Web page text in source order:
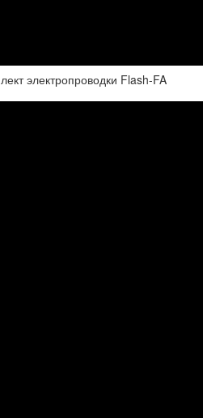
электропроводки Flash-FA